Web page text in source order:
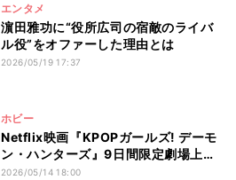
エンタメ
濵田雅功に“役所広司の宿敵のライバ
ル役”をオファーした理由とは
2026/05/19 17:37
ホビー
Netflix映画『KPOPガールズ! デーモ
ン・ハンターズ』9日間限定劇場上映
決定
2026/05/14 18:00